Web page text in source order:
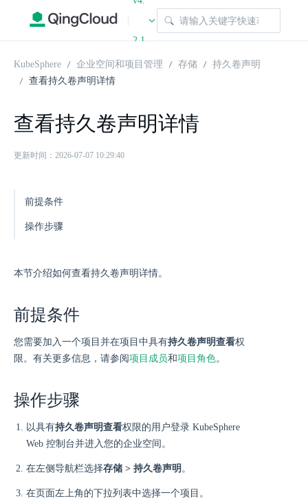
|
2.1
KubeSphere 企业空间和项目管理 存储
持久卷声明
查看持久卷声明详情
查看持久卷声明详情
更新时间：2026-07-07 10:29:40
前提条件
操作步骤
本节介绍如何查看持久卷声明详情。
前提条件
您需要加入一个项目并在项目中具有持久卷声明查看权
限。有关更多信息，请参阅项目成员和项目角色。
操作步骤
以具有持久卷声明查看权限的用户登录 KubeSphere
Web 控制台并进入您的企业空间。
在左侧导航栏选择存储 > 持久卷声明 。
在页面左上角的下拉列表中选择一个项目。